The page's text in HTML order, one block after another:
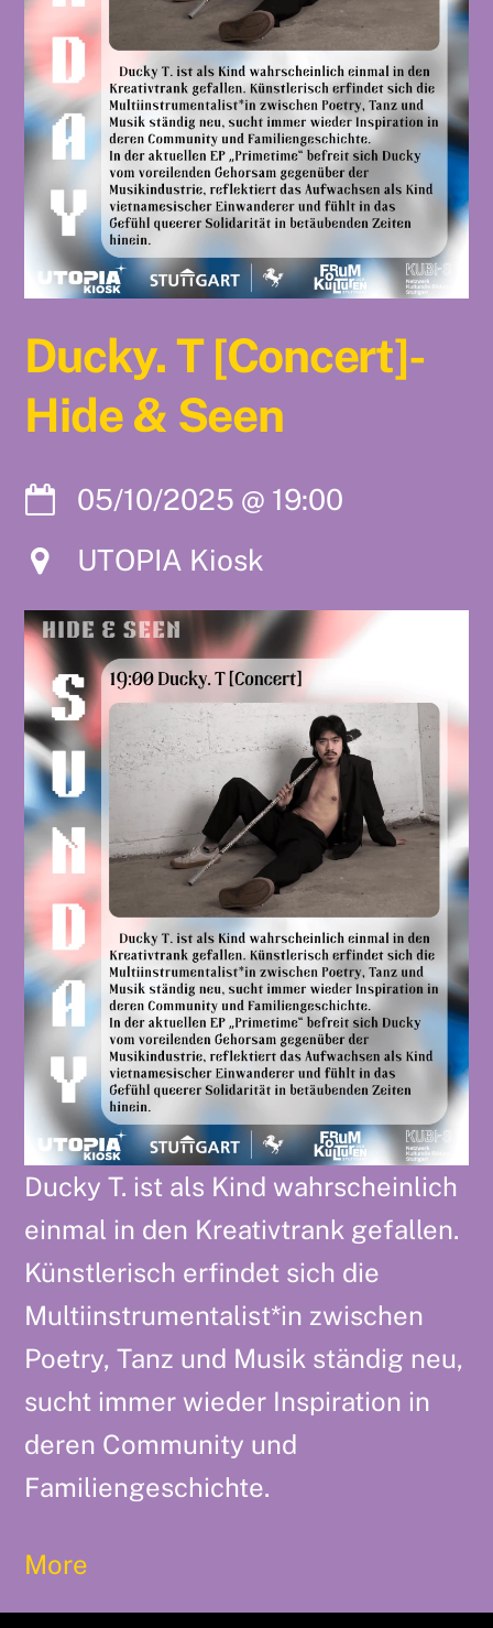
Ducky. T [Concert]-
Hide & Seen
05/10/2025 @ 19:00
UTOPIA Kiosk
Ducky T. ist als Kind wahrscheinlich
einmal in den Kreativtrank gefallen.
Künstlerisch erfindet sich die
Multiinstrumentalist*in zwischen
Poetry, Tanz und Musik ständig neu,
sucht immer wieder Inspiration in
deren Community und
Familiengeschichte.
More